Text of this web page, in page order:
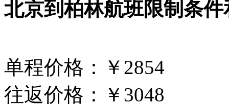
北京到柏林航班限制条
单程价格：￥2854
往返价格：￥3048